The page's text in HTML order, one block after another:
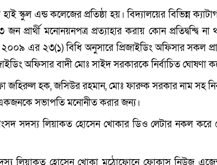
স্কুল এন্ড কলেজের প্রতিষ্ঠা হয়। বিদ্যালয়ের বিভিন্ন
প্রার্থী মনোনয়নপত্র প্রত্যাহার করায় কোন প্রতিদ্বন্দ্বি না
২০০৯ এর ২৩(১) বিধি অনুসারে প্রিজাইডিং অফিসার সকল
অফিসার বাদী মোঃ সাইদ সরকারকে নির্বাচিত ঘোষণা
জহিরুল হক, জসিউর রহমান, মোঃ ফারুক সরকার নাম সহ
সভাপতি মনোনীত করার জন্য।
সদস্য লিয়াকত হোসেন খোকার ডিও লেটার নকল করে